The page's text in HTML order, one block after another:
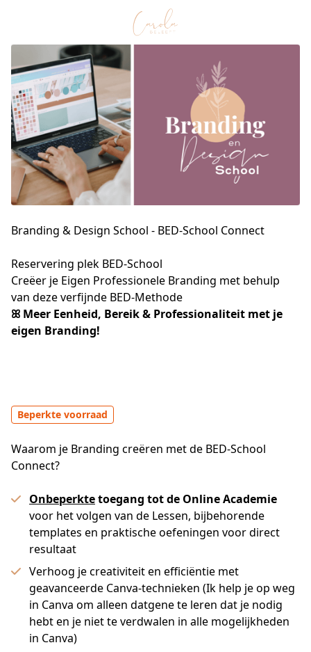
Branding & Design School - BED-School Connect
Reservering plek BED-School
Creëer je Eigen Professionele Branding met behulp
van deze verfijnde BED-Methode
ꕤ Meer Eenheid, Bereik & Professionaliteit met je
eigen Branding!
Beperkte voorraad
Waarom je Branding creëren met de BED-School
Connect?
Onbeperktetoegang tot de Online Academie
voor het volgen van de Lessen, bijbehorende
templates en praktische oefeningen voor direct
resultaat
Verhoog je creativiteit en efficiëntie met
geavanceerde Canva-technieken (Ik help je op weg
in Canva om alleen datgene te leren dat je nodig
hebt en je niet te verdwalen in alle mogelijkheden
in Canva)